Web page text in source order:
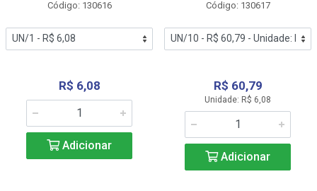
Código: 130616
R$ 6,08
Adicionar
Código: 130617
R$ 60,79
Unidade: R$ 6,08
Adicionar